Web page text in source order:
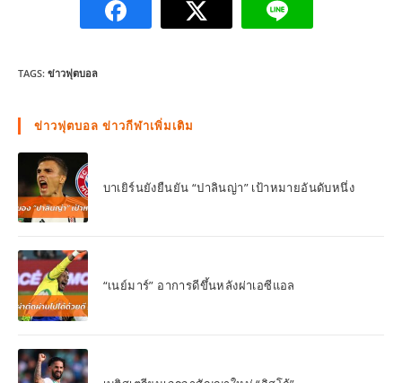
TAGS: ข่าวฟุตบอล
ข่าวฟุตบอล ข่าวกีฬาเพิ่มเติม
บาเยิร์นยังยืนยัน “ปาลินญ่า” เป้าหมายอันดับหนึ่ง
“เนย์มาร์” อาการดีขึ้นหลังผ่าเอซีแอล